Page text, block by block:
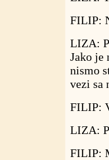
FILIP:
LIZA:
Jako je
nismo
vezi sa
FILIP:
LIZA:
FILIP: